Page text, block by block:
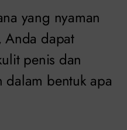
yang nyaman
Anda dapat
penis dan
dalam bentuk apa